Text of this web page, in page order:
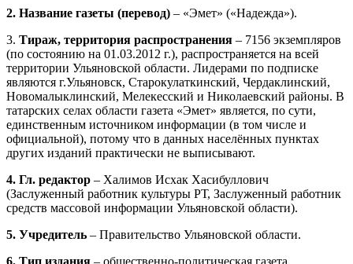
2. Название газеты (перевод) – «Эмет» («Надежда»).
3. Тираж, территория распространения – 7156 экземпляров
(по состоянию на 01.03.2012 г.), распространяется на всей
территории Ульяновской области. Лидерами по подписке
являются г.Ульяновск, Старокулаткинский, Чердаклинский,
Новомалыклинский, Мелекесский и Николаевский районы. В
татарских селах области газета «Эмет» является, по сути,
единственным источником информации (в том числе и
официальной), потому что в данных населённых пунктах
других изданий практически не выписывают.
4. Гл. редактор – Халимов Исхак Хасибуллович
(Заслуженный работник культуры РТ, Заслуженный работник
средств массовой информации Ульяновской области).
5. Учредитель – Правительство Ульяновской области.